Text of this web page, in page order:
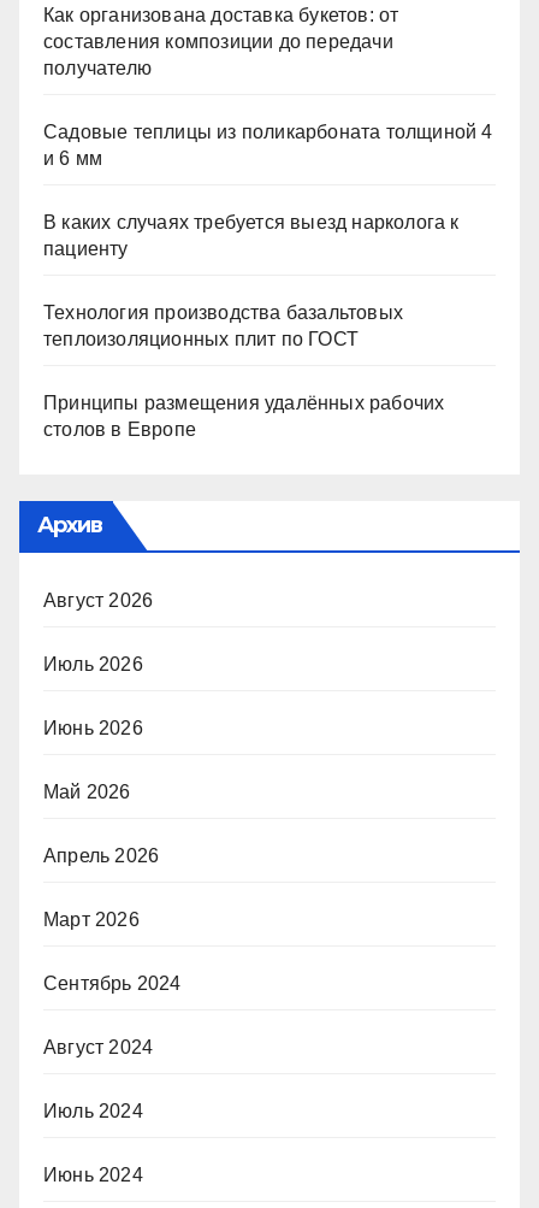
Как организована доставка букетов: от
составления композиции до передачи
получателю
Садовые теплицы из поликарбоната толщиной 4
и 6 мм
В каких случаях требуется выезд нарколога к
пациенту
Технология производства базальтовых
теплоизоляционных плит по ГОСТ
Принципы размещения удалённых рабочих
столов в Европе
Архив
Август 2026
Июль 2026
Июнь 2026
Май 2026
Апрель 2026
Март 2026
Сентябрь 2024
Август 2024
Июль 2024
Июнь 2024